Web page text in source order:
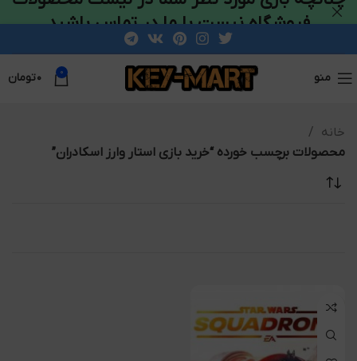
منو 0 ۰تومان
خانه
محصولات برچسب خورده “خرید بازی استار وارز اسکادران”
فروشگاه نیست با ما در تماس باشید